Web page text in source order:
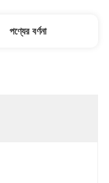
পণ্যের বর্ণনা